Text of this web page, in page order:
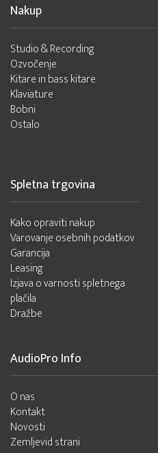
Nakup
Studio & Recording
Ozvočenje
Kitare in bass kitare
Klaviature
Bobni
Ostalo
Spletna trgovina
Kako opraviti nakup
Varovanje osebnih podatkov
Garancija
Leasing
Izjava o varnosti spletnega
plačila
Dražbe
AudioPro Info
O nas
Kontakt
Novosti
Zemljevid strani